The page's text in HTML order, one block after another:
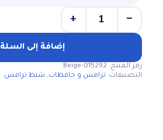
شنطه
خانتين
لون
بيج
−
+
إضافة إلى السلة
رمز المنتج: Beige-015292
التصنيفات: ترامس و حافظات, شنط ترامس